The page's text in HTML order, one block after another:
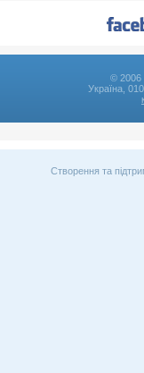
© 2006
Україна,
Створення та